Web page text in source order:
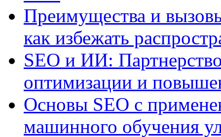
Преимущества и
как избежать
SEO и ИИ:
оптимизации и
Основы SEO с
машинного обучения